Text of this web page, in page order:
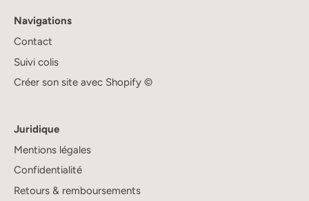
Navigations
Contact
Suivi colis
Créer son site avec Shopify ©
Juridique
Mentions légales
Confidentialité
Retours & remboursements